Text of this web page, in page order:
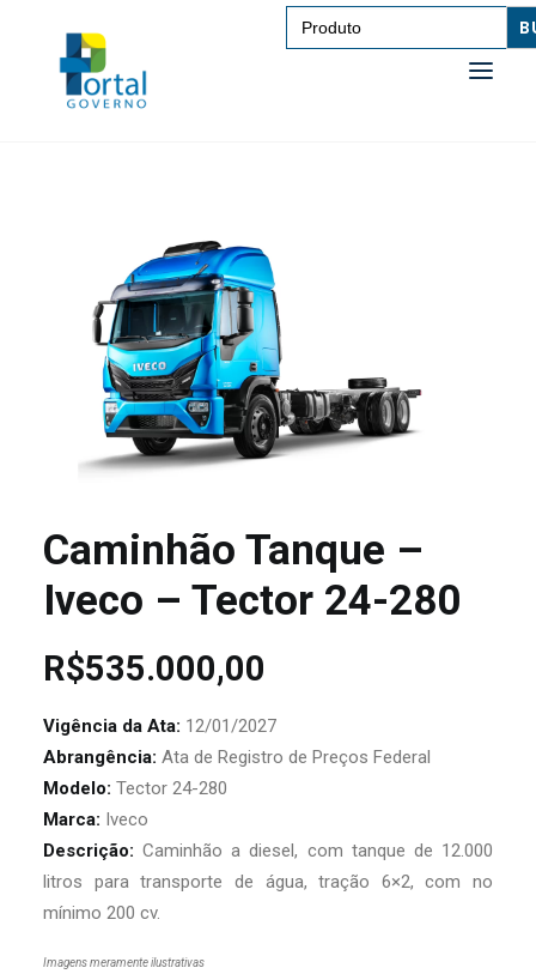
Search
for:
TRANSPORTE DE PESSOAS
TRANSPORTE DE CARGAS
EDUCAÇÃO
TECNOLOGIA
OUTROS
Caminhão Tanque –
Iveco – Tector 24-280
R$535.000,00
Vigência da Ata: 12/01/2027
Abrangência: Ata de Registro de Preços Federal
Modelo: Tector 24-280
Marca: Iveco
Descrição: Caminhão a diesel, com tanque de 12.000
litros para transporte de água, tração 6×2, com no
mínimo 200 cv.
Imagens meramente ilustrativas